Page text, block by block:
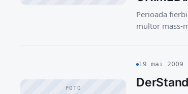
Perioada
multor mass-
FOTO
19 mai 2009